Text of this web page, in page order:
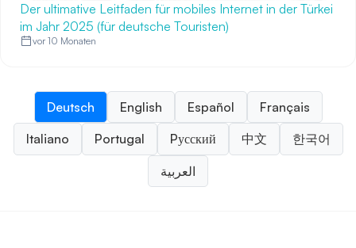
Der ultimative Leitfaden für mobiles Internet in der Türkei
im Jahr 2025 (für deutsche Touristen)
vor 10 Monaten
Deutsch English Español
Français
Italiano
Portugal Pусский 中文 한국어
العربية